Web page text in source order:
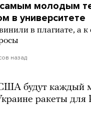
самым молодым
в университете
в плагиате, а
назад
будут каждый
ракеты для